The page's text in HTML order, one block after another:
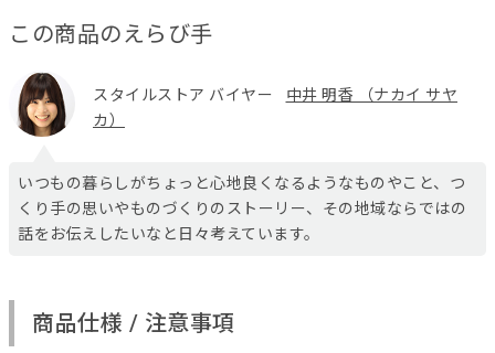
この商品のえらび手
スタイルストア バイヤー
中井 明香 （ナカイ サヤ
カ）
いつもの暮らしがちょっと心地良くなるようなものやこと、つ
くり手の思いやものづくりのストーリー、その地域ならではの
話をお伝えしたいなと日々考えています。
商品仕様 / 注意事項